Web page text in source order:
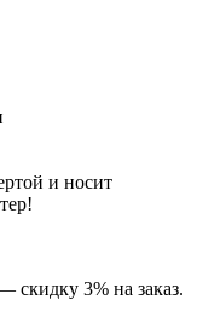
и носит
скидку 3% на заказ.